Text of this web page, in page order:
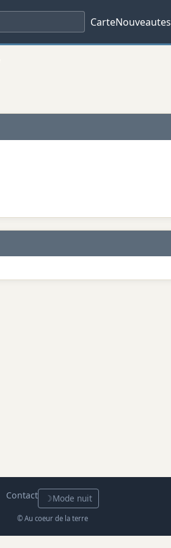
CarteNouveautes
Contact ☽Mode nuit
© Au coeur de la terre